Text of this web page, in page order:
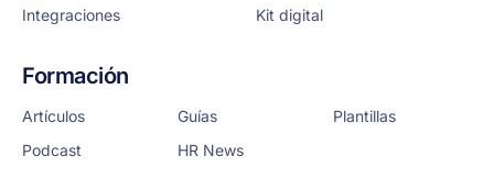
Integraciones
Kit digital
Formación
Artículos Guías
Plantillas
Podcast
HR News